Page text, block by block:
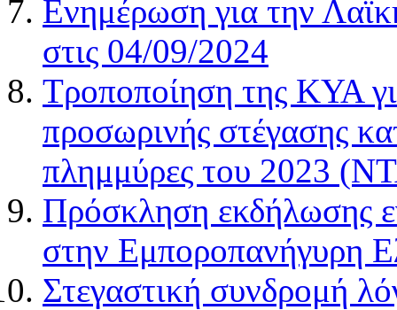
Ενημέρωση για την
στις 04/09/2024
Τροποποίηση της ΚΥΑ
προσωρινής στέγασης
πλημμύρες του 2023
Πρόσκληση εκδήλωσης
στην Εμποροπανήγυρη
Στεγαστική συνδρομή